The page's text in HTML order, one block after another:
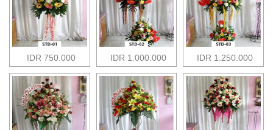
IDR 750.000 IDR 1.000.000 IDR 1.250.000